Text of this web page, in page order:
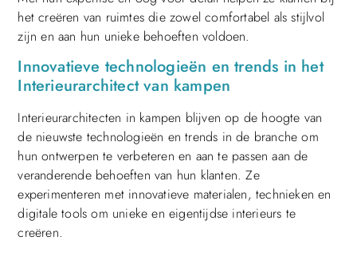
het creëren van ruimtes die zowel comfortabel als stijlvol
zijn en aan hun unieke behoeften voldoen.
Innovatieve technologieën en trends in het
Interieurarchitect van kampen
Interieurarchitecten in kampen blijven op de hoogte van
de nieuwste technologieën en trends in de branche om
hun ontwerpen te verbeteren en aan te passen aan de
veranderende behoeften van hun klanten. Ze
experimenteren met innovatieve materialen, technieken en
digitale tools om unieke en eigentijdse interieurs te
creëren.